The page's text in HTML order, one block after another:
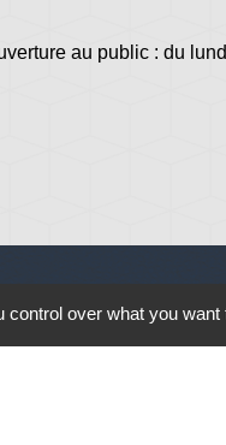
au public : du
over what you want